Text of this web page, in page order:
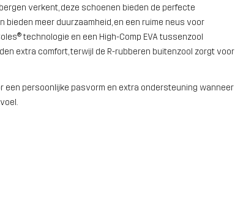
verkent, deze schoenen bieden de perfecte
meer duurzaamheid, en een ruime neus voor
technologie en een High-Comp EVA tussenzool
extra comfort, terwijl de R-rubberen buitenzool zorgt voor
persoonlijke pasvorm en extra ondersteuning wanneer